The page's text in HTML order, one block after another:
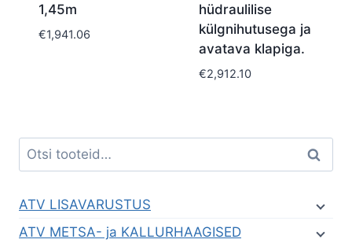
1,45m
€1,941.06
hüdraulilise
külgnihutusega ja
avatava klapiga.
€2,912.10
Otsi: Otsi
ATV LISAVARUSTUS
ATV METSA- ja KALLURHAAGISED